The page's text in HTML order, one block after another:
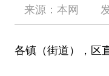
来源：本网 发
各镇（街道），区